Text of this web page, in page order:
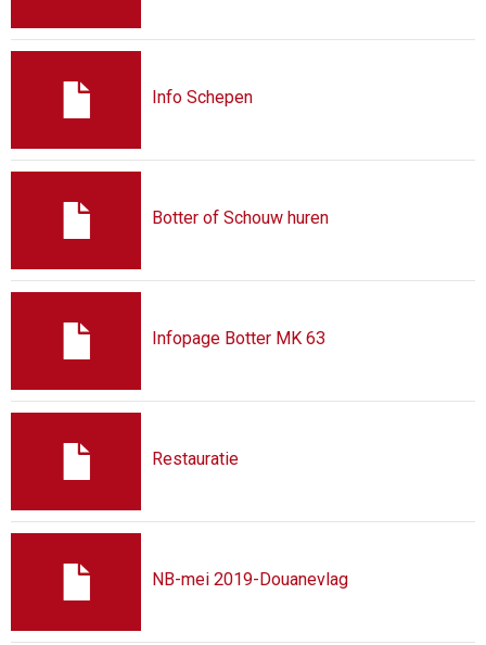
Info Schepen
Botter of Schouw huren
Infopage Botter MK 63
Restauratie
NB-mei 2019-Douanevlag